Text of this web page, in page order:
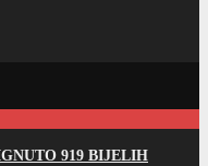
919 BIJELIH